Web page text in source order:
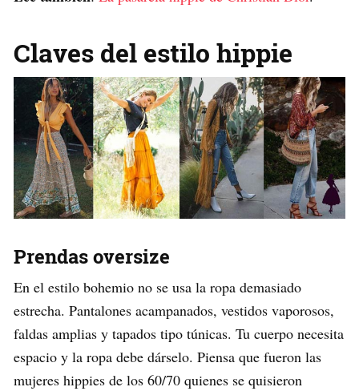
Claves del estilo hippie
Prendas oversize
En el estilo bohemio no se usa la ropa demasiado
estrecha. Pantalones acampanados, vestidos vaporosos,
faldas amplias y tapados tipo túnicas. Tu cuerpo necesita
espacio y la ropa debe dárselo. Piensa que fueron las
mujeres hippies de los 60/70 quienes se quisieron